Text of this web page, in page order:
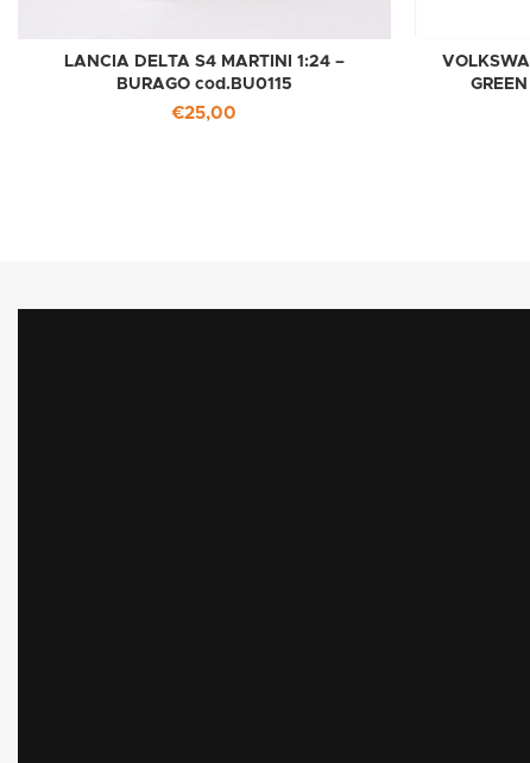
LANCIA DELTA S4 MARTINI 1:24 –
BURAGO cod.BU0115
€25,00